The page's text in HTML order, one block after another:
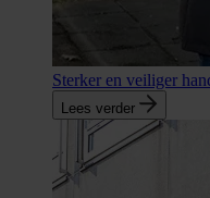
Sterker en veiliger
Lees verder